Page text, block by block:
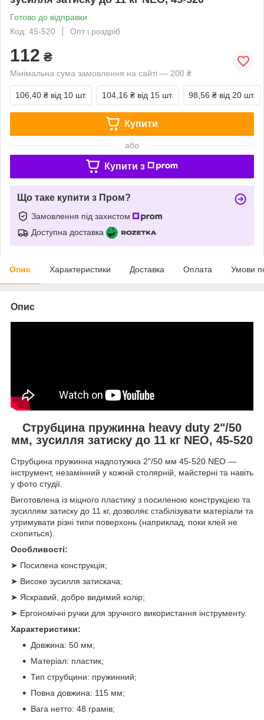
Готово до відправки
Код: 45-520
Опт і роздріб
112 ₴
Мінімальна сума замовлення на сайті — 200 ₴
106,40 ₴ від 10 шт. 104,16 ₴ від 15 шт. 98,56 ₴ від 20 шт.
Купити
або
Купити з
Що таке купити з Пром?
Замовлення під захистом
Доступна доставка
Опис Характеристики Доставка Оплата Умови
Опис
Струбцина пружинна heavy duty 2"/50
мм, зусилля затиску до 11 кг NEO, 45-520
Струбцина пружинна надпотужна 2"/50 мм 45-520 NEO —
інструмент, незамінний у кожній столярній, майстерні та навіть
у фото студії.
Виготовлена із міцного пластику з посиленою конструкцією та
зусиллям затиску до 11 кг, дозволяє стабілізувати матеріали та
утримувати різні типи поверхонь (наприклад, поки клей не
схопиться).
Особливості:
➤ Посилена конструкція;
➤ Високе зусилля затискача;
➤ Яскравий, добре видимий колір;
➤ Ергономічні ручки для зручного використання інструменту.
Характеристики:
Довжина: 50 мм;
Матеріал: пластик;
Тип струбцини: пружинний;
Повна довжина: 115 мм;
Вага нетто: 48 грамів;